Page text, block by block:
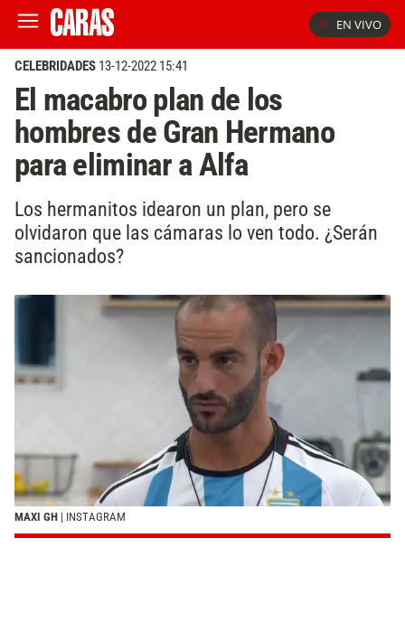
EN VIVO
CELEBRIDADES 13-12-2022 15:41
El macabro plan de los
hombres de Gran Hermano
para eliminar a Alfa
Los hermanitos idearon un plan, pero se
olvidaron que las cámaras lo ven todo. ¿Serán
sancionados?
MAXI GH | INSTAGRAM